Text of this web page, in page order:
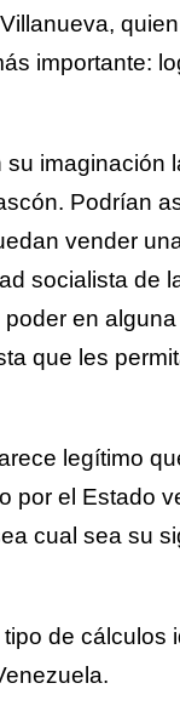
importante:
imaginación
Podrían
vender
socialista de
en
que les
legítimo
por el Estado
cual sea su
de cálculos